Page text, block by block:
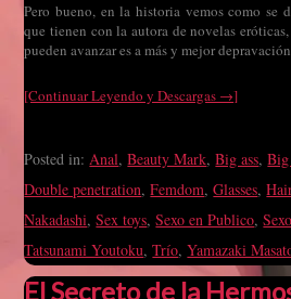
Pero bueno, en la historia vemos como se
que tienen con la autora de novelas
pueden avanzar es a más y mejor
[Continuar Leyendo y Descargas →]
Posted in:Anal,Beauty Mark,Big ass,Big
Double penetration,Femdom,Glasses,
Nakadashi,Sex toys,Sexo en Publico,
Tatsunami Youtoku,Trío,Yamazaki
El Secreto de la